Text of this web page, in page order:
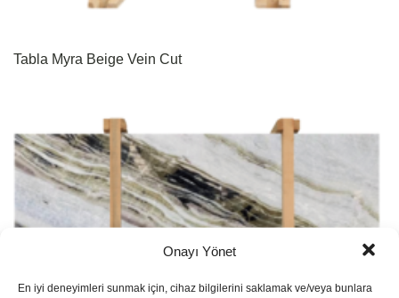
Onayı Yönet
En iyi deneyimleri sunmak için, cihaz bilgilerini saklamak ve/veya bunlara
Tabla Myra Beige Vein Cut